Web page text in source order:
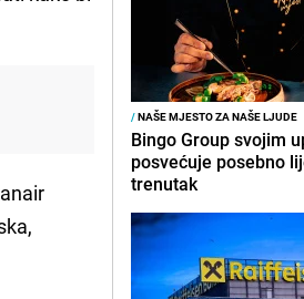
/NAŠE MJESTO ZA NAŠE LJUDE
Bingo Group svojim
posvećuje posebno
trenutak